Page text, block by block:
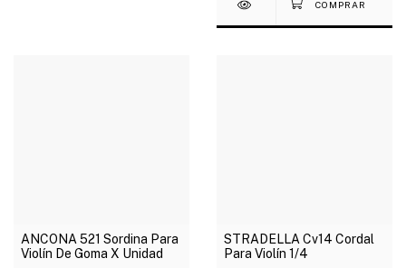
ANCONA 521 Sordina Para
Violín De Goma X Unidad
STRADELLA Cv14 Cordal
Para Violín 1/4